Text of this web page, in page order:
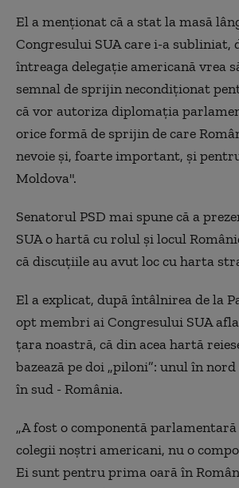
El a menţionat că a stat la masă
Congresului SUA care i-a subliniat,
întreaga delegaţie americană vrea
semnal de sprijin necondiţionat
că vor autoriza diplomaţia
orice formă de sprijin de care
nevoie şi, foarte important, şi
Moldova".
Senatorul PSD mai spune că a
SUA o hartă cu rolul şi locul
că discuţiile au avut loc cu harta
El a explicat, după întâlnirea de la
opt membri ai Congresului SUA
ţara noastră, că din acea hartă
bazează pe doi „piloni”: unul în
în sud - România.
„A fost o componentă
colegii noştri americani, nu o
Ei sunt pentru prima oară în